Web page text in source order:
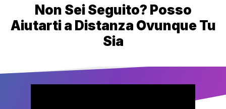
Non Sei Seguito? Posso
Aiutarti a Distanza Ovunque Tu
Sia